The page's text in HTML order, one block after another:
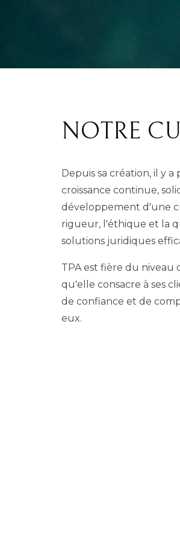
NOTRE
Depuis sa création, il y
croissance continue,
développement d'une
rigueur, l'éthique et la
solutions juridiques
TPA est fière du niveau
qu'elle consacre à ses
de confiance et de
eux.